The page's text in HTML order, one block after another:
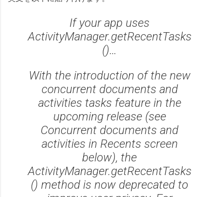
If your app uses
ActivityManager.getRecentTasks
()…
With the introduction of the new
concurrent documents and
activities tasks feature in the
upcoming release (see
Concurrent documents and
activities in Recents screen
below), the
ActivityManager.getRecentTasks
() method is now deprecated to